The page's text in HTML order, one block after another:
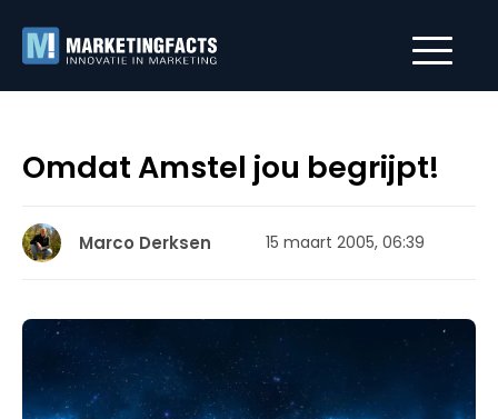
Omdat Amstel jou begrijpt!
Marco Derksen 15 maart 2005, 06:39